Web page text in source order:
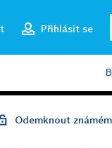
Přihlásit se
Odemknout